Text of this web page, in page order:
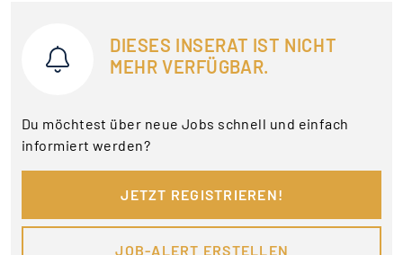
DIESES INSERAT IST NICHT
MEHR VERFÜGBAR.
Du möchtest über neue Jobs schnell und einfach
informiert werden?
JETZT REGISTRIEREN!
JOB-ALERT ERSTELLEN